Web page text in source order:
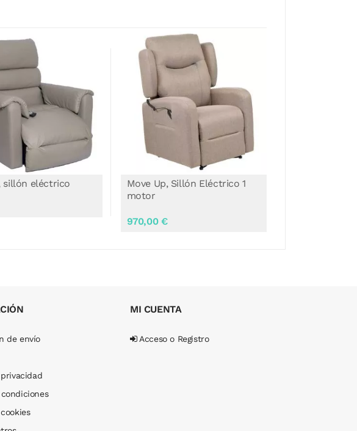
Sillón Eléctrico 1
Springfield, Sillón Eléctrico 1
motor
869,00 €
de envío
MI CUENTA
Acceso o Registro